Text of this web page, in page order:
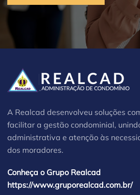
A Realcad desenvolveu soluções
facilitar a gestão condominial,
administrativa e atenção às
dos moradores.
Conheça o Grupo Realcad
https://www.gruporealcad.com.br/